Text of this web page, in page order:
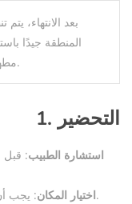
بعد الانتهاء، يتم
المنطقة جيدًا
مطهرات.
1. التحضير
استشارة الطبيب: قبل
اختيار المكان: يجب أن يكون الموقع نظيفًا ومجهزًا بأدوات الحجامة.